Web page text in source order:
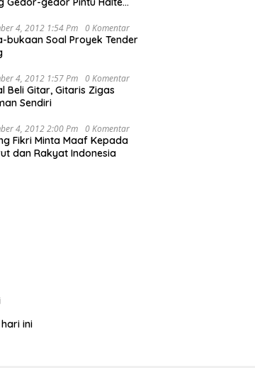
4, 2012 1:54 Pm 0 Komentar
bukaan Soal Proyek Tender
4, 2012 1:57 Pm 0 Komentar
Beli Gitar, Gitaris Zigas
Sendiri
4, 2012 2:00 Pm 0 Komentar
Fikri Minta Maaf Kepada
dan Rakyat Indonesia
ini